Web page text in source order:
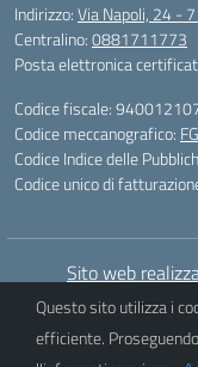
Indirizzo:Via Napoli, 24 -
Centralino:0881711773
Posta elettronica
Codice fiscale:
Codice meccanografico:
Codice Indice delle
Codice unico di
Sito web
Questo sito utilizza i
efficiente.